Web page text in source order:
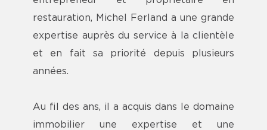
restauration, Michel Ferland a une grande
expertise auprès du service à la clientèle
et en fait sa priorité depuis plusieurs
années.
Au fil des ans, il a acquis dans le domaine
immobilier une expertise et une